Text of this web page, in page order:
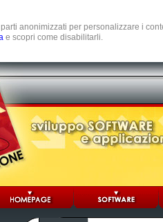
anonimizzati per personalizzare i
e scopri come disabilitarli.